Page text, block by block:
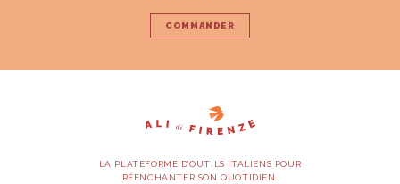
COMMANDER
LA PLATEFORME D’OUTILS ITALIENS POUR
RÉENCHANTER SON QUOTIDIEN.